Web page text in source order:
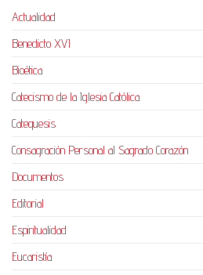
Actualidad
Benedicto XVI
Bioética
Catecismo de la Iglesia Católica
Catequesis
Consagración Personal al Sagrado Corazón
Documentos
Editorial
Espiritualidad
Eucaristía